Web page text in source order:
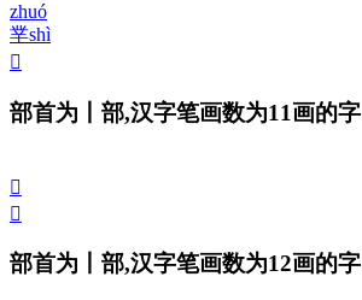
zhuó
丵shì
𠁱
部首为丨部,汉字笔画数为11画的字
𠁲
𠁳
部首为丨部,汉字笔画数为12画的字